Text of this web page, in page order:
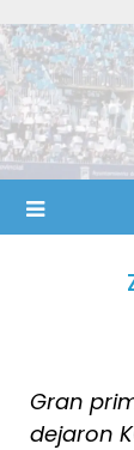
al
contenido
Gran
dejaron